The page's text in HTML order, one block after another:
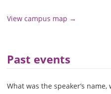
View campus map →
Past events
What was the speaker’s